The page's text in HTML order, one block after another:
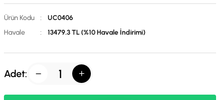
Ürün Kodu :
UC0406
Havale
: 13479.3 TL (%10 Havale İndirimi)
Adet: